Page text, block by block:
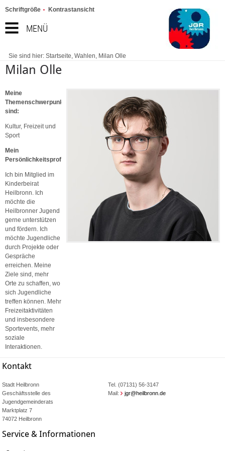
MENÜ
Schriftgröße Kontrastansicht
Sie sind hier: Startseite, Wahlen, Milan Olle
Milan Olle
Meine
Themenschwerpunkte
sind:
Kultur, Freizeit und
Sport
Mein
Persönlichkeitsprofil:
Ich bin Mitglied im
Kinderbeirat
Heilbronn. Ich
möchte die
Heilbronner Jugend
gerne unterstützen
und fördern. Ich
möchte Jugendliche
durch Projekte oder
Gespräche
erreichen. Meine
Ziele sind, mehr
Orte zu schaffen, wo
sich Jugendliche
treffen können. Mehr
Freizeitaktivitäten
und insbesondere
Sportevents, mehr
soziale
Interaktionen.
Kontakt
Stadt Heilbronn
Geschäftsstelle des
Jugendgemeinderats
Marktplatz 7
74072 Heilbronn
Tel. (07131) 56-3147
Mail:
jgr@heilbronn.de
Service & Informationen